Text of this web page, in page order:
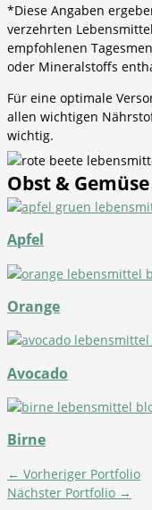
*Diese Angaben
verzehrten
empfohlenen
oder Mineralstoffs
Für eine optimale
allen wichtigen
wichtig.
Obst & Gemüse
Apfel
Orange
Avocado
Birne
← Vorheriger Portfolio
Nächster Portfolio →